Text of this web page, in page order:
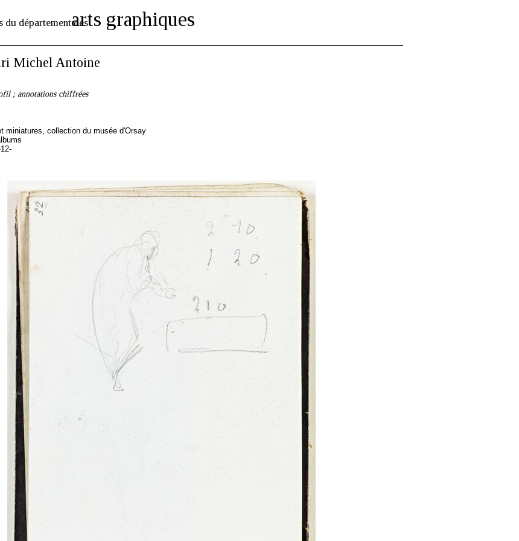
du département desarts graphiques
Michel Antoine
; annotations chiffrées
miniatures, collection du musée d'Orsay